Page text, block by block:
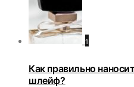
1
Как правильно
шлейф?